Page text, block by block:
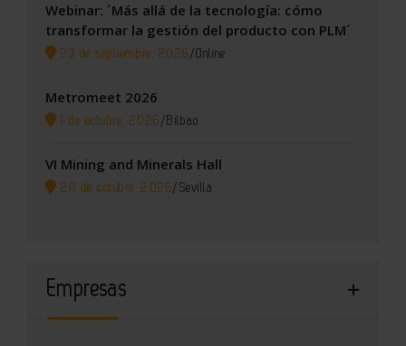
Webinar: ´Más allá de la tecnología: cómo
transformar la gestión del producto con PLM´
23 de septiembre, 2026 /Online
Metromeet 2026
1 de octubre, 2026 / Bilbao
VI Mining and Minerals Hall
20 de octubre, 2026/ Sevilla
Empresas